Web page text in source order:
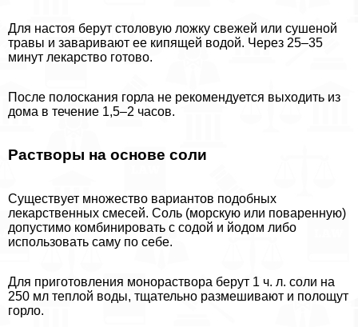
Для настоя берут столовую ложку свежей или сушеной
травы и заваривают ее кипящей водой. Через 25–35
минут лекарство готово.
После полоскания горла не рекомендуется выходить из
дома в течение 1,5–2 часов.
Растворы на основе соли
Существует множество вариантов подобных
лекарственных смесей. Соль (морскую или поваренную)
допустимо комбинировать с содой и йодом либо
использовать саму по себе.
Для приготовления монораствора берут 1 ч. л. соли на
250 мл теплой воды, тщательно размешивают и полощут
горло.